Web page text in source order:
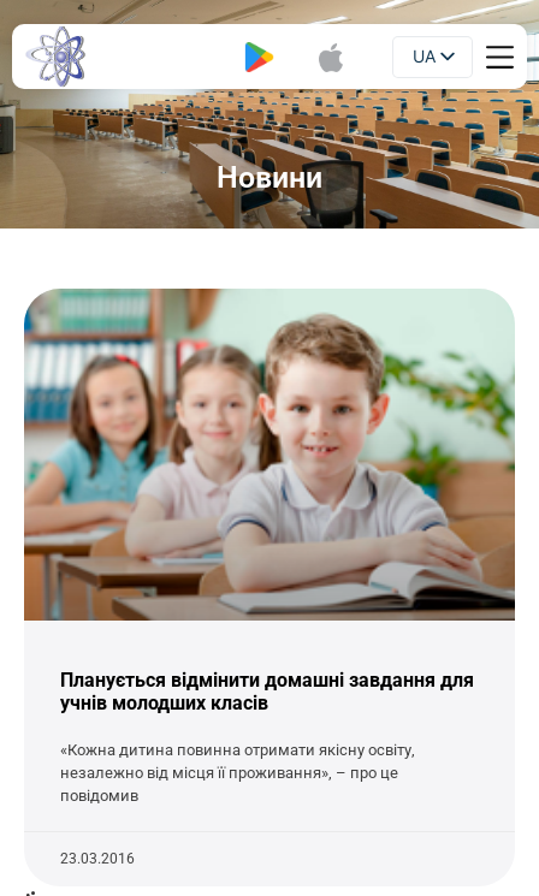
UA
EN
Новини
Планується відмінити домашні завдання для
учнів молодших класів
«Кожна дитина повинна отримати якісну освіту,
незалежно від місця її проживання», – про це
повідомив
23.03.2016